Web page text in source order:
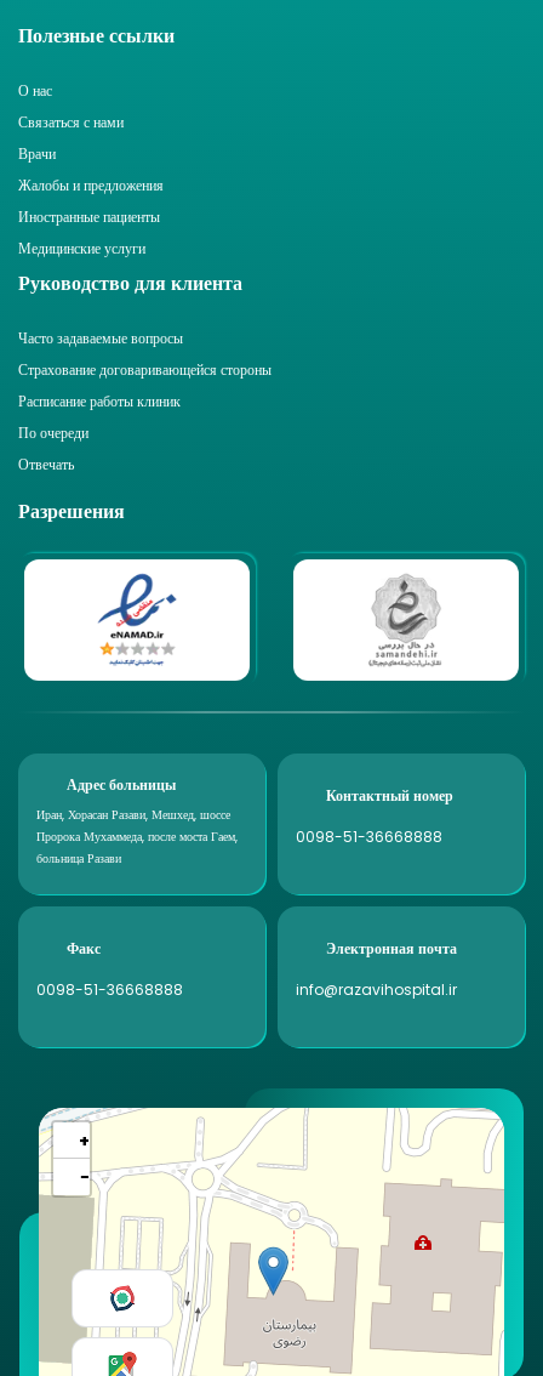
Полезные ссылки
О нас
Связаться с нами
Врачи
Жалобы и предложения
Иностранные пациенты
Медицинские услуги
Руководство для клиента
Часто задаваемые вопросы
Страхование договаривающейся стороны
Расписание работы клиник
По очереди
Отвечать
Разрешения
Адрес больницы
Иран, Хорасан Разави, Мешхед, шоссе
Пророка Мухаммеда, после моста Гаем,
больница Разави
Контактный номер
0098-51-36668888
Факс
0098-51-36668888
Электронная почта
info@razavihospital.ir
+
−